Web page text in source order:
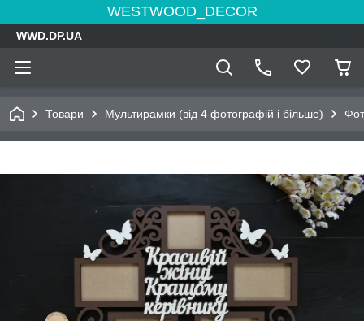
WESTWOOD_DECOR
WWD.DP.UA
Товари Мультирамки (від 4 фотографій і більше)